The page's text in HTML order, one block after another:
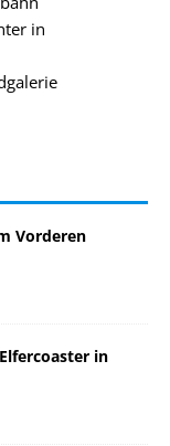
in
Vorderen
in